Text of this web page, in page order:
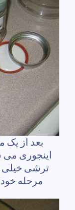
بعد از یک
اینجوری می
ترشی خیلی